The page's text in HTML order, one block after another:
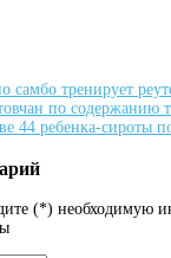
самбо тренирует
по содержанию
44 ребенка-сироты
(*) необходимую